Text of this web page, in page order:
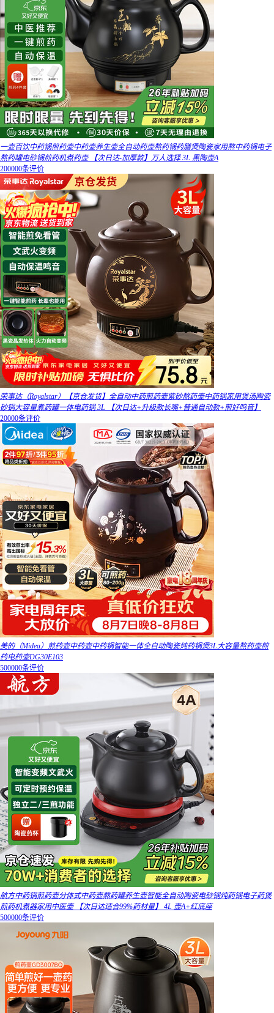
一壶百饮中药锅煎药壶中药壶养生壶全自动药壶熬药锅药膳煲陶瓷家用熬中药锅电子
熬药罐电砂锅煎药机煮药壶 【次日达-加厚款】万人选择 3L 黑陶壶A
200000条评价
荣事达（Royalstar）【京仓发货】全自动中药煎药壶紫砂熬药壶中药锅家用煲汤陶瓷
砂锅大容量煮药罐一体电药锅 3L 【次日达+升级款长嘴+普通自动款+煎好鸣音】
20000条评价
美的（Midea）煎药壶中药壶中药锅智能一体全自动陶瓷炖药锅煲3L大容量熬药壶煎
药电药壶DG30E103
500000条评价
航方中药锅煎药壶分体式中药壶熬药罐养生壶智能全自动陶瓷电砂锅炖药锅电子药煲
煎药机煮器家用中医壶 【次日达适合99%药材量】 4L 壶A+红底座
500000条评价